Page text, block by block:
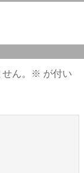
ん。 ※ が付い